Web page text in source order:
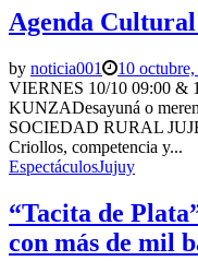
Agenda
by noticia001 10
VIERNES 10/10 09:00 &
KUNZADesayuná o
SOCIEDAD RURAL
Criollos, competencia y...
EspectáculosJujuy
“Tacita de
con más de mil